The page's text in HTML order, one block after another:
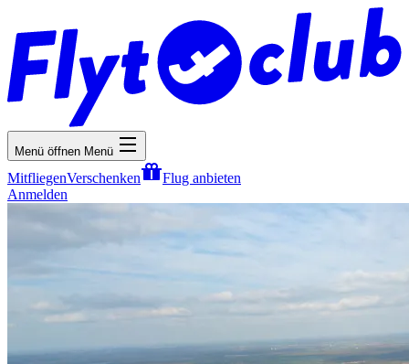
Menü öffnen Menü
MitfliegenVerschenken
Flug anbieten
Anmelden